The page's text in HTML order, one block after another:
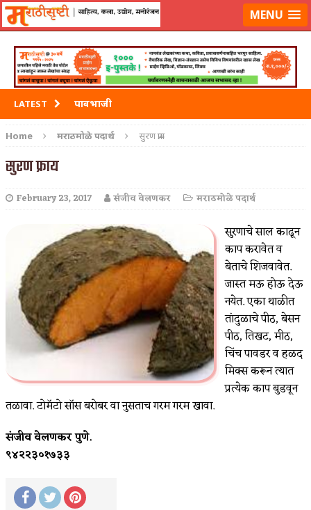
मराठीसृष्टीवर लॉग-इन करा MENU
LATEST पावभाजी
इडली
Home मराठमोळे पदार्थ सुरण फ्राय
सुरण फ्राय
February 23, 2017 संजीव वेलणकर मराठमोळे पदार्थ
सुरणाचे साल काढून
काप करावेत व
बेताचे शिजवावेत.
जास्त मऊ होऊ देऊ
नयेत. एका थाळीत
तांदुळाचे पीठ, बेसन
पीठ, तिखट, मीठ,
चिंच पावडर व हळद
मिक्स करून त्यात
प्रत्येक काप बुडवून
तळावा. टोमॅटो सॉस बरोबर वा नुसताच गरम गरम खावा.
संजीव वेलणकर पुणे.
९४२२३०१७३३